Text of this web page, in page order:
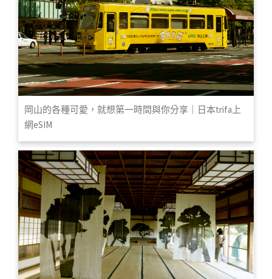
岡山的各種可愛，就想第一時間與你分享｜日本trifa上
網eSIM